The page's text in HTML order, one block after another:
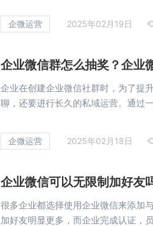
企微运营 2025年02月19日
企业微信群怎么抽奖？企业
企业在创建企业微信社群时，为了提
聊，还要进行长久的私域运营。通过
企微运营 2025年02月18日
企业微信可以无限制加好友
很多企业都选择使用企业微信来添加
加好友明显更多，而企业完成认证，